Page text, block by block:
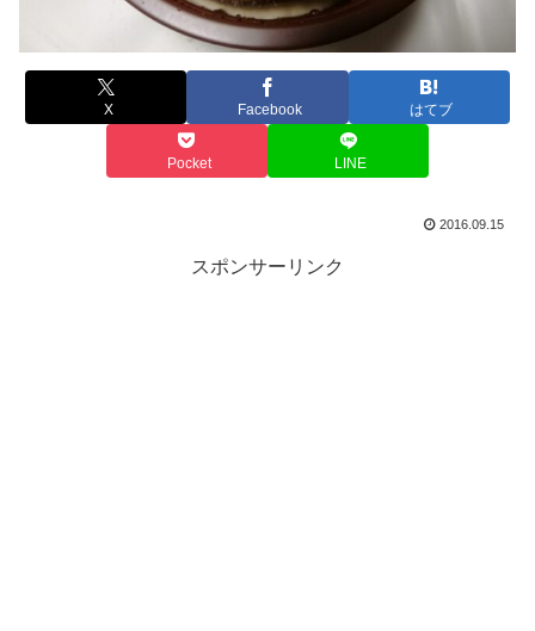
X Facebook はてブ
Pocket LINE
2016.09.15
スポンサーリンク